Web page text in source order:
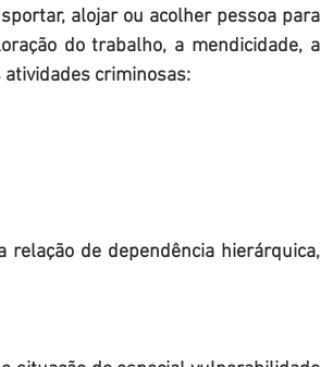
alojar ou acolher pessoa para
do trabalho, a mendicidade, a
atividades criminosas: